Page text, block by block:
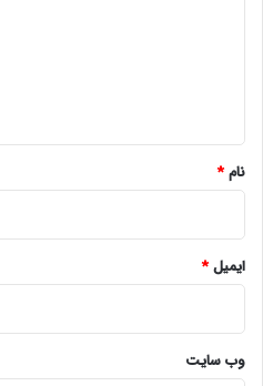
نام*
ایمیل*
وب‌ سایت